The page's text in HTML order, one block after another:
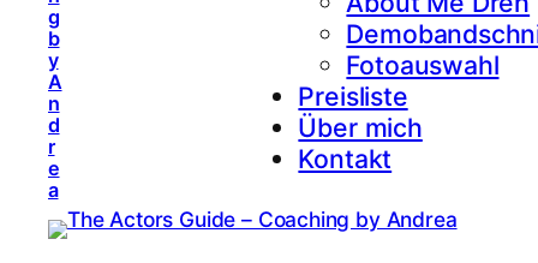
g
b
y
A
n
d
r
e
a
Fotoauswahl
Preisliste
Über mich
Kontakt